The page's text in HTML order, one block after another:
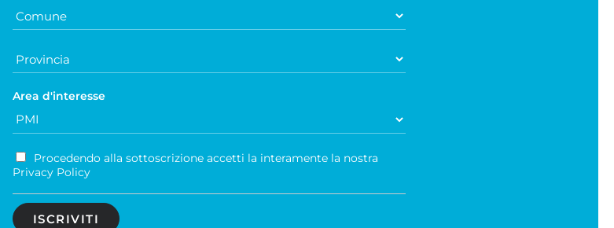
Area d'interesse
Procedendo alla sottoscrizione accetti la interamente la nostra
Privacy Policy